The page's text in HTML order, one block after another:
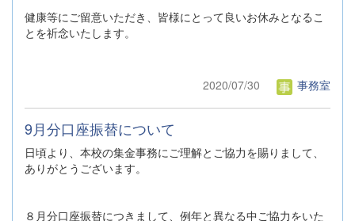
健康等にご留意いただき、皆様にとって良いお休みとなるこ
とを祈念いたします。
2020/07/30 事務室
9月分口座振替について
日頃より、本校の集金事務にご理解とご協力を賜りまして、
ありがとうございます。
８月分口座振替につきまして、例年と異なる中ご協力をいた